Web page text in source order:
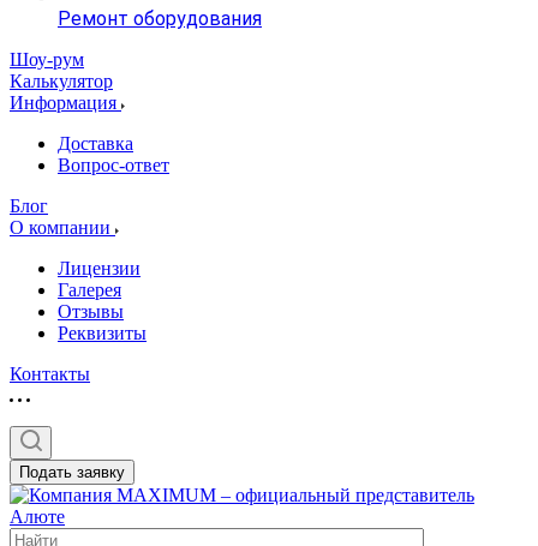
Ремонт оборудования
Шоу-рум
Калькулятор
Информация
Доставка
Вопрос-ответ
Блог
О компании
Лицензии
Галерея
Отзывы
Реквизиты
Контакты
Подать заявку